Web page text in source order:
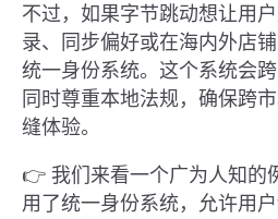
不过，如果字节跳动想让用
录、同步偏好或在海内外店
统一身份系统。这个系统会跨
同时尊重本地法规，确保跨
缝体验。
👉 我们来看一个广为人知的
用了统一身份系统，允许用